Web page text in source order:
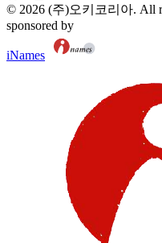
© 2026 (주)오키코리아. All
sponsored by
iNames